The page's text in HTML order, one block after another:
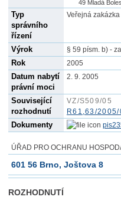
49 Mladá
Typ
správního
řízení
Veřejná zakázka
Výrok § 59 písm. b) -
Rok 2005
Datum nabytí
právní moci
2. 9. 2005
Související
rozhodnutí
VZ/S509/05
R61,63/
Dokumenty
ÚŘAD PRO OCHRANU
601 56 Brno, Joštova 8
ROZHODNUTÍ